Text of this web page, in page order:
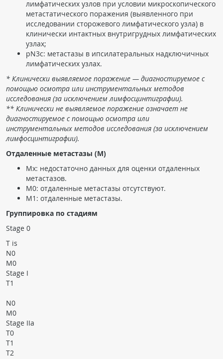
лимфатических узлов при условии микроскопического
метастатического поражения (выявленного при
исследовании сторожевого лимфатического узла) в
клинически интактных внутригрудных лимфатических
узлах;
pN3c: метастазы в ипсилатеральных надключичных
лимфатических узлах.
* Клинически выявляемое поражение — диагностируемое с
помощью осмотра или инструментальных методов
исследования (за исключением лимфосцинтиграфии).
** Клинически не выявляемое поражение означает не
диагностируемое с помощью осмотра или
инструментальных методов исследования (за исключением
лимфосцинтиграфии).
Отдаленные метастазы (M)
Mx: недостаточно данных для оценки отдаленных
метастазов.
M0: отдаленные метастазы отсутствуют.
M1: отдаленные метастазы.
Группировка по стадиям
Stage 0
T is
N0
M0
Stage I
T1
N0
M0
Stage IIa
T0
T1
T2